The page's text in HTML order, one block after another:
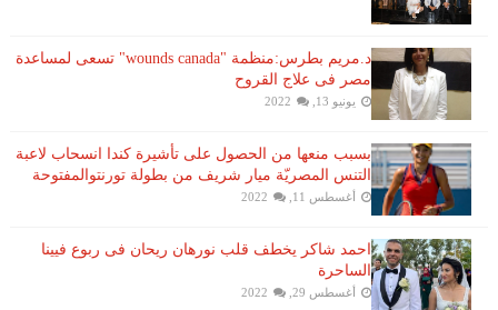
د.مريم بطرس:منظمة "wounds canada" تسعى لمساعدة
مصر فى علاج القروح
يونيو 13, 2022
بسبب منعها من الحصول على تأشيرة كندا انسحاب لاعبة ​
التنس​ المصريّة ​ميار شريف​ من بطولة ​تورنتو​المفتوحة
أغسطس 11, 2022
احمد شاكر يخطف قلب نورهان ريحان فى ربوع فيينا
الساحرة
أغسطس 29, 2022